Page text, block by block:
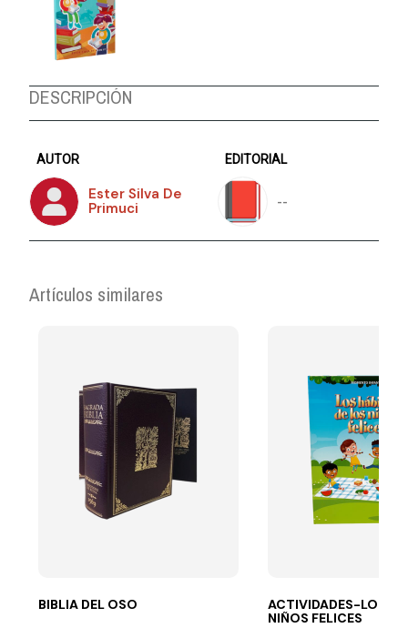
DESCRIPCIÓN
AUTOR
Ester Silva De
Primuci
EDITORIAL
--
Artículos similares
BIBLIA DEL OSO
ACTIVIDADES-LOS
NIÑOS FELICES